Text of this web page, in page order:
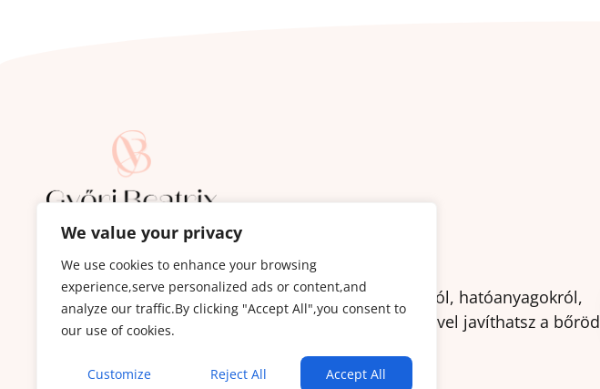
We value your privacy
We use cookies to enhance your browsing
experience,serve personalized ads or content,and
analyze our traffic.By clicking "Accept All",you consent to
our use of cookies.
Customize Reject All Accept All
Iratkozz fel a Bőrápoló Hírlevélre:
Ez nem a szokásos hírlevél: termékajánló és spam.
100%-ban hasznos tartalom bőr és szépségápolásról, hatóanyagokról,
bőrproblémák kezeléséről és minden olyanról, amivel javíthatsz a bőröd